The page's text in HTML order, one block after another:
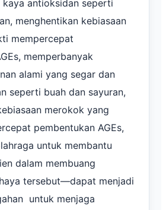
antioksidan seperti
menghentikan kebiasaan
mempercepat
memperbanyak
alami yang segar dan
seperti buah dan sayuran,
merokok yang
pembentukan AGEs,
untuk membantu
dalam membuang
tersebut—dapat menjadi
untuk menjaga